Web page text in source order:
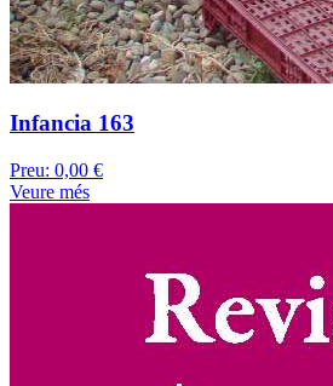
Infancia 163
Preu: 0,00 €
Veure més